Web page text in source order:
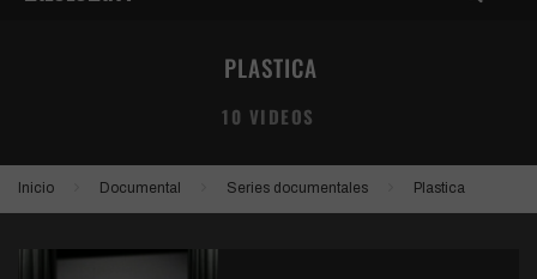
PLASTICA
10 VIDEOS
Inicio Documental Series documentales Plastica